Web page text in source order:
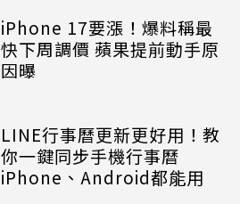
iPhone 17要漲！爆料稱最
快下周調價 蘋果提前動手原
因曝
LINE行事曆更新更好用！教
你一鍵同步手機行事曆
iPhone、Android都能用